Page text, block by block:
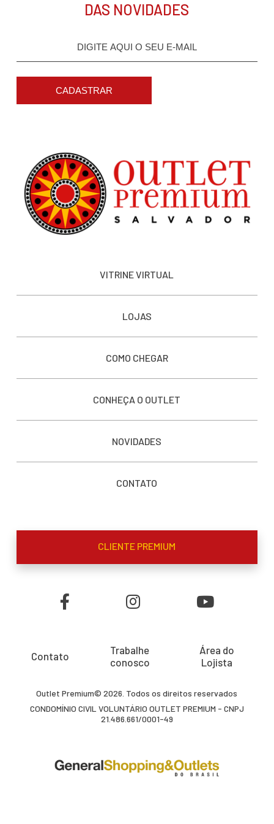
DAS NOVIDADES
CADASTRAR
VITRINE VIRTUAL
LOJAS
COMO CHEGAR
CONHEÇA O OUTLET
NOVIDADES
CONTATO
CLIENTE PREMIUM
Contato
Trabalhe
conosco
Área do
Lojista
Outlet Premium© 2026. Todos os direitos reservados
CONDOMÍNIO CIVIL VOLUNTÁRIO OUTLET PREMIUM - CNPJ
21.486.661/0001-49